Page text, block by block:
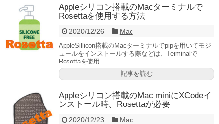
Appleシリコン搭載のMacターミナルで
Rosettaを使用する方法
2020/12/26 Mac
AppleSillicon搭載のMacターミナルでpipを用いてモジ
ュールをインストールする際などは、Terminalで
Rosettaを使用...
記事を読む
Appleシリコン搭載のMac miniにXCodeイ
ンストール時、Rosettaが必要
2020/12/23 Mac